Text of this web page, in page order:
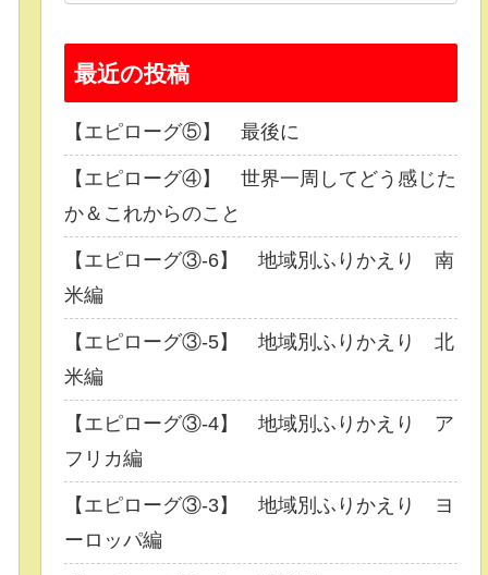
最近の投稿
【エピローグ⑤】 最後に
【エピローグ④】 世界一周してどう感じた
か＆これからのこと
【エピローグ③-6】 地域別ふりかえり 南
米編
【エピローグ③-5】 地域別ふりかえり 北
米編
【エピローグ③-4】 地域別ふりかえり ア
フリカ編
【エピローグ③-3】 地域別ふりかえり ヨ
ーロッパ編